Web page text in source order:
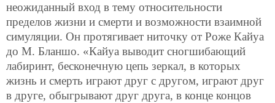
неожиданный вход в тему относительности
пределов жизни и смерти и возможности взаимной
симуляции. Он протягивает ниточку от Роже Кайуа
до М. Бланшо. «Кайуа выводит сногшибающий
лабиринт, бесконечную цепь зеркал, в которых
жизнь и смерть играют друг с другом, играют друг
в друге, обыгрывают друг друга, в конце концов